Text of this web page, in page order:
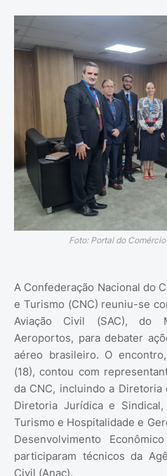
Foto: Portal do
A Confederação Nacional do
e Turismo (CNC) reuniu-se
Aviação Civil (SAC), do
Aeroportos, para debater
aéreo brasileiro. O
(18), contou com
da CNC, incluindo a Diretoria
Diretoria Jurídica e
Turismo e Hospitalidade e
Desenvolvimento
participaram técnicos da
Civil (Anac).